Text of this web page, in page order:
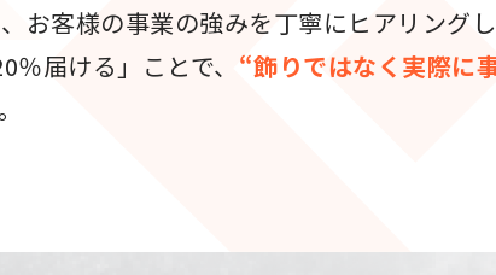
お客様の事業の強みを丁寧にヒアリング
％届ける」ことで、 “飾りではなく実際に